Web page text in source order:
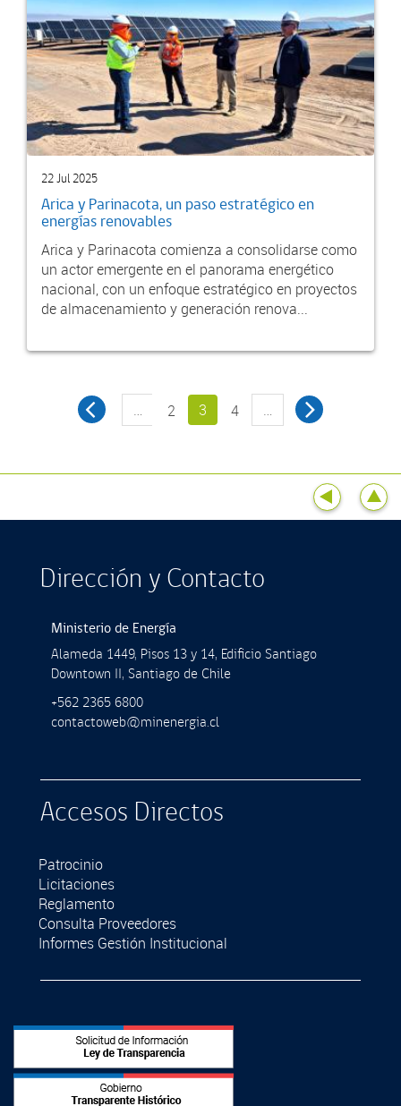
22 Jul 2025
Arica y Parinacota, un paso estratégico en
energías renovables
Arica y Parinacota comienza a consolidarse como
un actor emergente en el panorama energético
nacional, con un enfoque estratégico en proyectos
de almacenamiento y generación renova...
… 2 3 4 …
Dirección y Contacto
Ministerio de Energía
Alameda 1449, Pisos 13 y 14, Ediﬁcio Santiago
Downtown II, Santiago de Chile
+562 2365 6800
contactoweb@minenergia.cl
Accesos Directos
Patrocinio
Licitaciones
Reglamento
Consulta Proveedores
Informes Gestión Institucional